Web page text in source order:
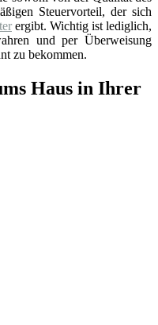
Steuervorteil, der sich
ergibt. Wichtig ist lediglich,
und per Überweisung
zu bekommen.
Haus in Ihrer